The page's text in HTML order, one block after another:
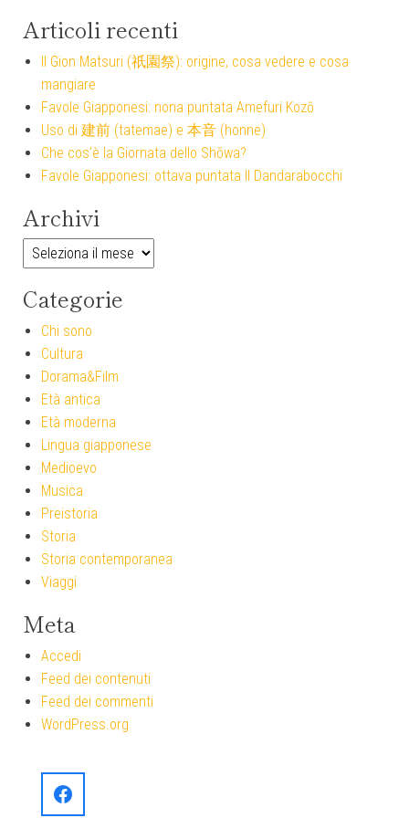
Articoli recenti
Il Gion Matsuri (祇園祭): origine, cosa vedere e cosa
mangiare
Favole Giapponesi: nona puntata Amefuri Kozō
Uso di 建前 (tatemae) e 本音 (honne)
Che cos’è la Giornata dello Shōwa?
Favole Giapponesi: ottava puntata Il Dandarabocchi
Archivi
Archivi
Categorie
Chi sono
Cultura
Dorama&Film
Età antica
Età moderna
Lingua giapponese
Medioevo
Musica
Preistoria
Storia
Storia contemporanea
Viaggi
Meta
Accedi
Feed dei contenuti
Feed dei commenti
WordPress.org